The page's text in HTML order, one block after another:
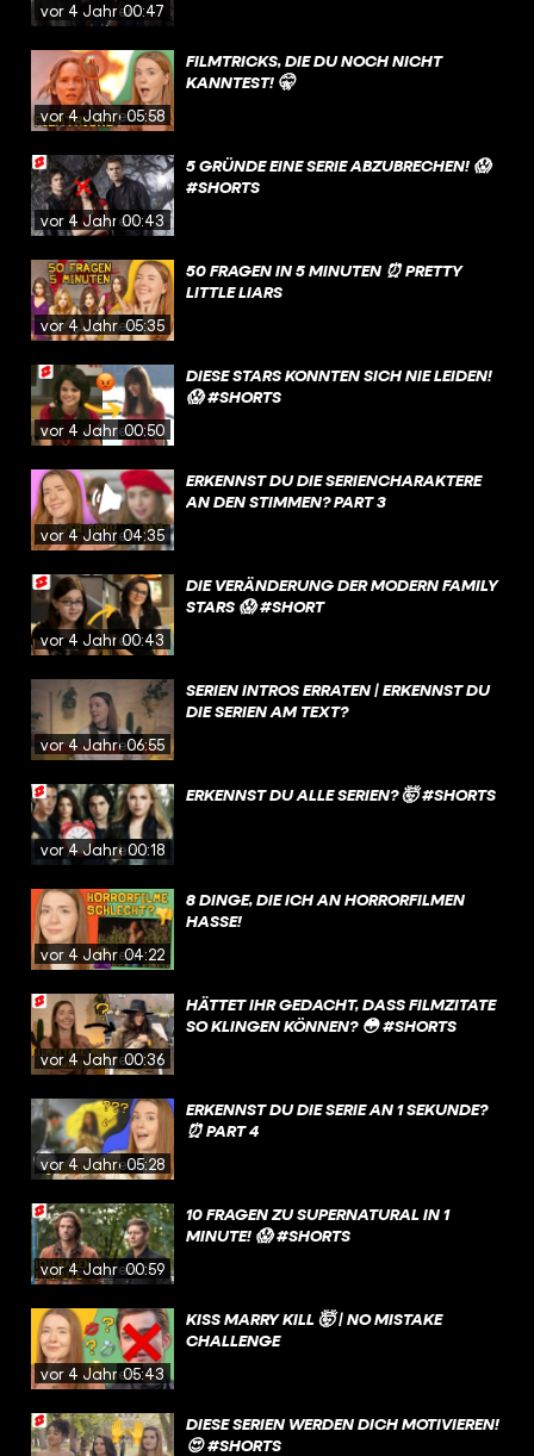
vor 4 Jahren00:47
vor 4 Jahren05:58
FILMTRICKS, DIE DU NOCH NICHT
KANNTEST! 🤫
vor 4 Jahren00:43
5 GRÜNDE EINE SERIE ABZUBRECHEN! 😱
#SHORTS
vor 4 Jahren05:35
50 FRAGEN IN 5 MINUTEN ⏰ PRETTY
LITTLE LIARS
vor 4 Jahren00:50
DIESE STARS KONNTEN SICH NIE LEIDEN!
😱 #SHORTS
vor 4 Jahren04:35
ERKENNST DU DIE SERIENCHARAKTERE
AN DEN STIMMEN? PART 3
vor 4 Jahren00:43
DIE VERÄNDERUNG DER MODERN FAMILY
STARS 😱 #SHORT
vor 4 Jahren06:55
SERIEN INTROS ERRATEN | ERKENNST DU
DIE SERIEN AM TEXT?
vor 4 Jahren00:18
ERKENNST DU ALLE SERIEN? 🤯 #SHORTS
vor 4 Jahren04:22
8 DINGE, DIE ICH AN HORRORFILMEN
HASSE!
vor 4 Jahren00:36
HÄTTET IHR GEDACHT, DASS FILMZITATE
SO KLINGEN KÖNNEN? 😳 #SHORTS
vor 4 Jahren05:28
ERKENNST DU DIE SERIE AN 1 SEKUNDE?
⏰ PART 4
vor 4 Jahren00:59
10 FRAGEN ZU SUPERNATURAL IN 1
MINUTE! 😱 #SHORTS
vor 4 Jahren05:43
KISS MARRY KILL 🤯 | NO MISTAKE
CHALLENGE
DIESE SERIEN WERDEN DICH MOTIVIEREN!
😍 #SHORTS